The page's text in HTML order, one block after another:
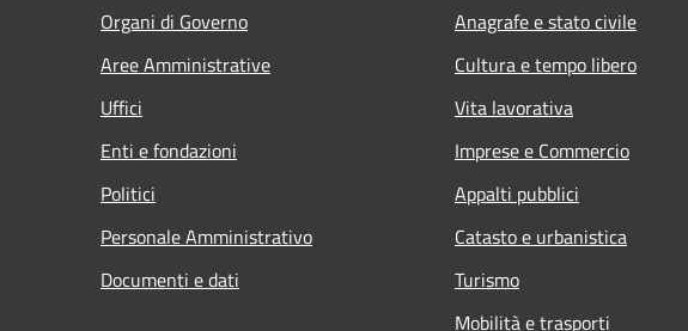
Organi di Governo
Aree Amministrative
Uffici
Enti e fondazioni
Politici
Personale Amministrativo
Documenti e dati
Anagrafe e stato civile
Cultura e tempo libero
Vita lavorativa
Imprese e Commercio
Appalti pubblici
Catasto e urbanistica
Turismo
Mobilità e trasporti